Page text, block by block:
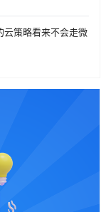
如今能“为你构
性 第二个重大变化
现在可以记住你的身
体会**“从你的使用
可能会回答：
个职位要做什么？”然
基准数据），并建
可能更合适。是否希
次
那位员工似乎上手速
划，再考虑增员？”
工具逐渐协同工作
云策略看来不会走微